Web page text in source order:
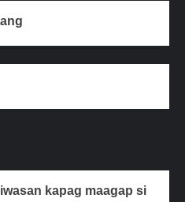
kapag maagap si